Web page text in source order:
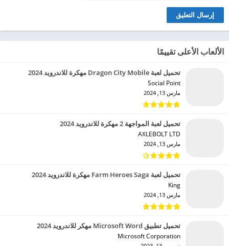
الألعاب الأعلى تقييمًا
تحميل لعبة Dragon City Mobile مهكرة للاندرويد 2024
Social Point‏
مارس 13, 2024
تحميل لعبة المواجهة 2 مهكرة للاندرويد 2024
AXLEBOLT LTD‏
مارس 13, 2024
تحميل لعبة Farm Heroes Saga مهكرة للاندرويد 2024
King‏
مارس 13, 2024
تحميل تطبيق Microsoft Word مهكر للاندرويد 2024
Microsoft Corporation‏